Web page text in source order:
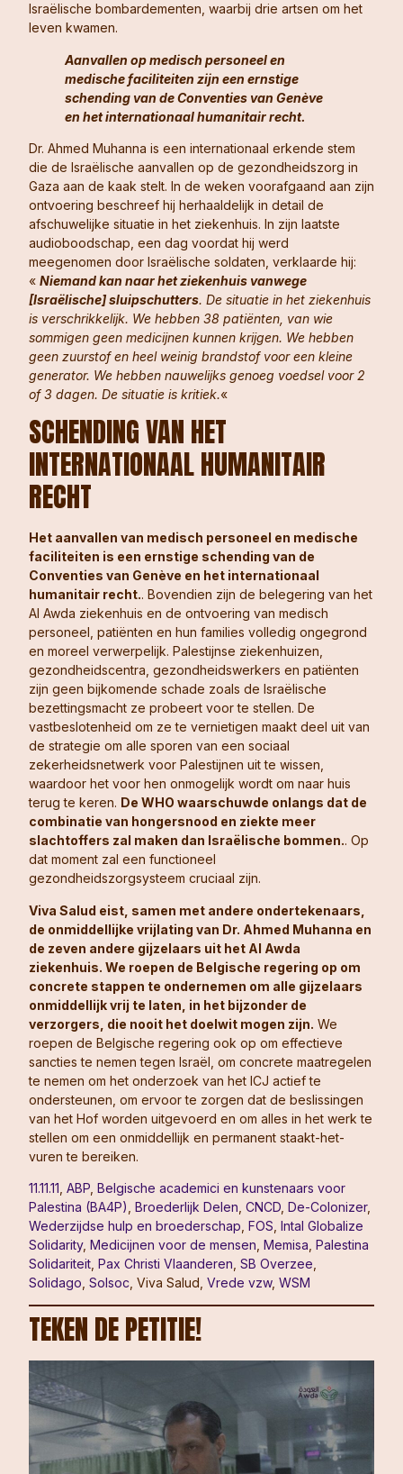
Israëlische bombardementen, waarbij drie artsen om het
leven kwamen.
Aanvallen op medisch personeel en
medische faciliteiten zijn een ernstige
schending van de Conventies van Genève
en het internationaal humanitair recht.
Dr. Ahmed Muhanna is een internationaal erkende stem
die de Israëlische aanvallen op de gezondheidszorg in
Gaza aan de kaak stelt. In de weken voorafgaand aan zijn
ontvoering beschreef hij herhaaldelijk in detail de
afschuwelijke situatie in het ziekenhuis. In zijn laatste
audioboodschap, een dag voordat hij werd
meegenomen door Israëlische soldaten, verklaarde hij:
« Niemand kan naar het ziekenhuis vanwege
[Israëlische] sluipschutters. De situatie in het ziekenhuis
is verschrikkelijk. We hebben 38 patiënten, van wie
sommigen geen medicijnen kunnen krijgen. We hebben
geen zuurstof en heel weinig brandstof voor een kleine
generator. We hebben nauwelijks genoeg voedsel voor 2
of 3 dagen. De situatie is kritiek.«
SCHENDING VAN HET
INTERNATIONAAL HUMANITAIR
RECHT
Het aanvallen van medisch personeel en medische
faciliteiten is een ernstige schending van de
Conventies van Genève en het internationaal
humanitair recht.. Bovendien zijn de belegering van het
Al Awda ziekenhuis en de ontvoering van medisch
personeel, patiënten en hun families volledig ongegrond
en moreel verwerpelijk. Palestijnse ziekenhuizen,
gezondheidscentra, gezondheidswerkers en patiënten
zijn geen bijkomende schade zoals de Israëlische
bezettingsmacht ze probeert voor te stellen. De
vastbeslotenheid om ze te vernietigen maakt deel uit van
de strategie om alle sporen van een sociaal
zekerheidsnetwerk voor Palestijnen uit te wissen,
waardoor het voor hen onmogelijk wordt om naar huis
terug te keren. De WHO waarschuwde onlangs dat de
combinatie van hongersnood en ziekte meer
slachtoffers zal maken dan Israëlische bommen.. Op
dat moment zal een functioneel
gezondheidszorgsysteem cruciaal zijn.
Viva Salud eist, samen met andere ondertekenaars,
de onmiddellijke vrijlating van Dr. Ahmed Muhanna en
de zeven andere gijzelaars uit het Al Awda
ziekenhuis. We roepen de Belgische regering op om
concrete stappen te ondernemen om alle gijzelaars
onmiddellijk vrij te laten, in het bijzonder de
verzorgers, die nooit het doelwit mogen zijn. We
roepen de Belgische regering ook op om effectieve
sancties te nemen tegen Israël, om concrete maatregelen
te nemen om het onderzoek van het ICJ actief te
ondersteunen, om ervoor te zorgen dat de beslissingen
van het Hof worden uitgevoerd en om alles in het werk te
stellen om een onmiddellijk en permanent staakt-het-
vuren te bereiken.
11.11.11 ABP Belgische academici en kunstenaars voor
Palestina (BA4P) Broederlijk Delen CNCD De-Colonizer,
Wederzijdse hulp en broederschap FOS Intal Globalize
Solidarity, Medicijnen voor de mensen Memisa Palestina
Solidariteit Pax Christi Vlaanderen SB Overzee
Solidago Solsoc , Viva Salud, Vrede vzw, WSM
TEKEN DE PETITIE!